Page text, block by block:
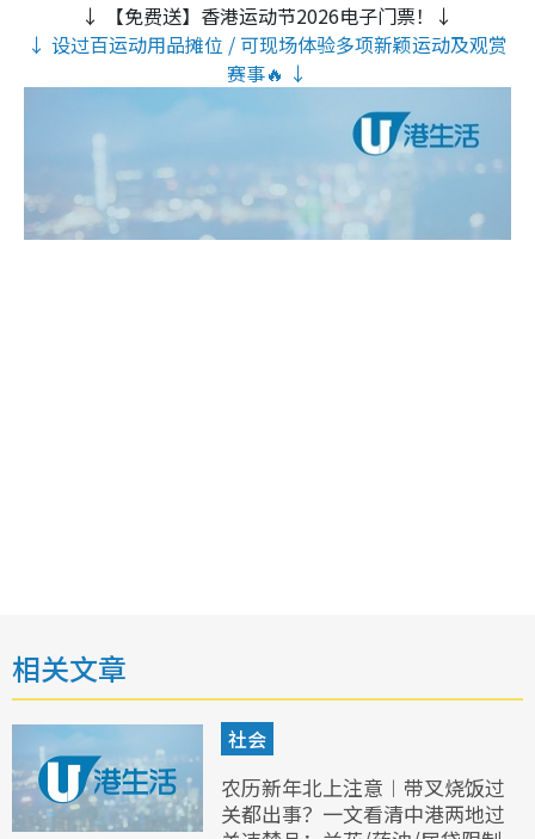
↓ 【免费送】香港运动节2026电子门票！↓
↓ 设过百运动用品摊位 / 可现场体验多项新颖运动及观赏
赛事🔥 ↓
相关文章
社会
农历新年北上注意︱带叉烧饭过
关都出事？一文看清中港两地过